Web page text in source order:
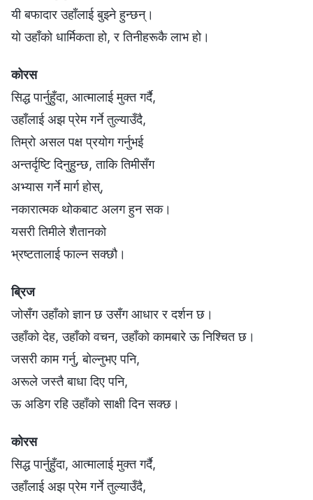
यी बफादार उहाँलाई बुझ्ने हुन्छन्।
यो उहाँको धार्मिकता हो, र तिनीहरूकै लाभ हो।
कोरस
सिद्ध पार्नुहुँदा, आत्मालाई मुक्त गर्दै,
उहाँलाई अझ प्रेम गर्ने तुल्याउँदै,
तिम्रो असल पक्ष प्रयोग गर्नुभई
अन्तर्दृष्टि दिनुहुन्छ, ताकि तिमीसँग
अभ्यास गर्ने मार्ग होस्,
नकारात्मक थोकबाट अलग हुन सक।
यसरी तिमीले शैतानको
भ्रष्टतालाई फाल्न सक्छौ।
ब्रिज
जोसँग उहाँको ज्ञान छ उसँग आधार र दर्शन छ।
उहाँको देह, उहाँको वचन, उहाँको कामबारे ऊ निश्चित छ।
जसरी काम गर्नु, बोल्नुभए पनि,
अरूले जस्तै बाधा दिए पनि,
ऊ अडिग रहि उहाँको साक्षी दिन सक्छ।
कोरस
सिद्ध पार्नुहुँदा, आत्मालाई मुक्त गर्दै,
उहाँलाई अझ प्रेम गर्ने तुल्याउँदै,